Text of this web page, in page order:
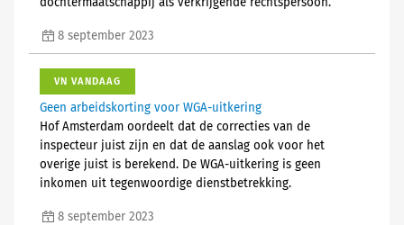
8 september 2023
VN VANDAAG
Geen arbeidskorting voor WGA-uitkering
Hof Amsterdam oordeelt dat de correcties van de
inspecteur juist zijn en dat de aanslag ook voor het
overige juist is berekend. De WGA-uitkering is geen
inkomen uit tegenwoordige dienstbetrekking.
8 september 2023